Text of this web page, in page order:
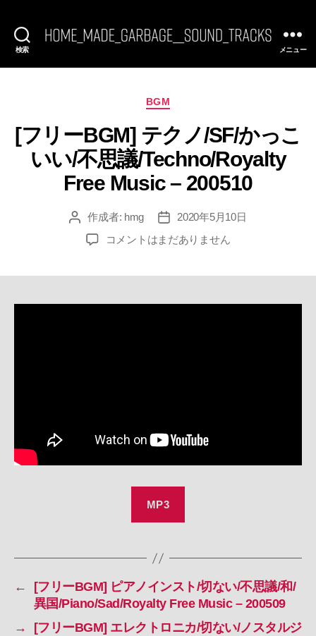
検索
BGM]
SoundTracks
メニュー
カ
ゴ
リ
ー
BGM
[フリーBGM] テクノ/SF/かっこ
いい/不思議/Techno/Royalty
Free Music – 200510
投
作成者: hmg
投
稿
日
2020年5月10日
[フ
思
Music
コメントはまだありません
MP3
←
[フリーBGM] ピアノインスト/切ない/不思議/和/
異国/Piano/Sad/Royalty Free Music – 200509
→
[フリーBGM] エレクトロニカ/切ない/ノスタルジ